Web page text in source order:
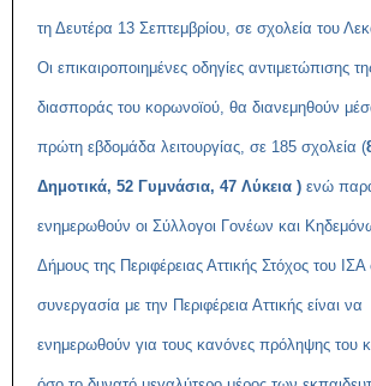
τη Δευτέρα 13 Σεπτεμβρίου, σε σχολεία του
Οι επικαιροποιημένες οδηγίες αντιμετώπισης
διασποράς του κορωνοϊού, θα διανεμηθούν
πρώτη εβδομάδα λειτουργίας, σε 185 σχολεία (
Δημοτικά, 52 Γυμνάσια, 47 Λύκεια ) ενώ
ενημερωθούν οι Σύλλογοι Γονέων και
Δήμους της Περιφέρειας Αττικής Στόχος του ΙΣΑ
συνεργασία με την Περιφέρεια Αττικής είναι να
ενημερωθούν για τους κανόνες πρόληψης του